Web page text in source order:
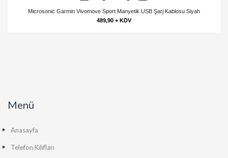
Microsonic Garmin Vivomove Sport Manyetik USB Şarj Kablosu Siyah
489,90 + KDV
Menü
Anasayfa
Telefon Kılıfları